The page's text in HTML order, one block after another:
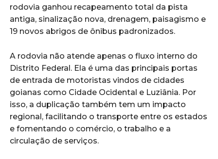
rodovia ganhou recapeamento total da pista
antiga, sinalização nova, drenagem, paisagismo e
19 novos abrigos de ônibus padronizados.
A rodovia não atende apenas o fluxo interno do
Distrito Federal. Ela é uma das principais portas
de entrada de motoristas vindos de cidades
goianas como Cidade Ocidental e Luziânia. Por
isso, a duplicação também tem um impacto
regional, facilitando o transporte entre os estados
e fomentando o comércio, o trabalho e a
circulação de serviços.